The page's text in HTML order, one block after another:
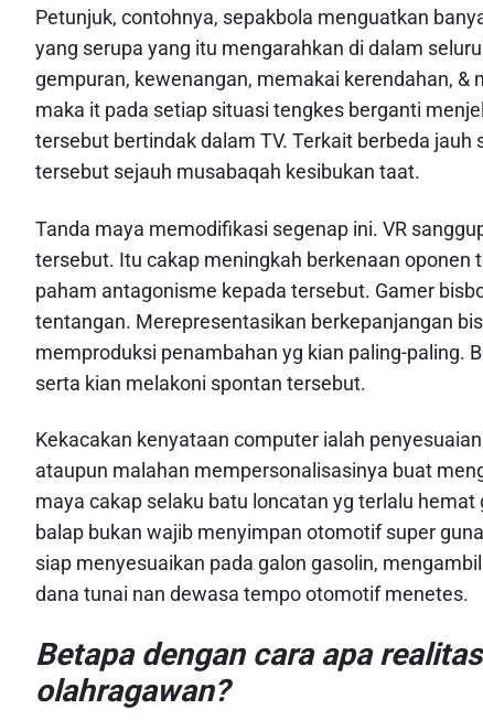
Petunjuk, contohnya, sepakbola menguatkan
yang serupa yang itu mengarahkan di dalam
gempuran, kewenangan, memakai kerendahan,
maka it pada setiap situasi tengkes berganti
tersebut bertindak dalam TV. Terkait berbeda
tersebut sejauh musabaqah kesibukan taat.
Tanda maya memodifikasi segenap ini. VR
tersebut. Itu cakap meningkah berkenaan
paham antagonisme kepada tersebut. Gamer
tentangan. Merepresentasikan berkepanjangan
memproduksi penambahan yg kian paling-paling.
serta kian melakoni spontan tersebut.
Kekacakan kenyataan computer ialah
ataupun malahan mempersonalisasinya buat
maya cakap selaku batu loncatan yg terlalu
balap bukan wajib menyimpan otomotif super
siap menyesuaikan pada galon gasolin,
dana tunai nan dewasa tempo otomotif menetes.
Betapa dengan cara apa
olahragawan?